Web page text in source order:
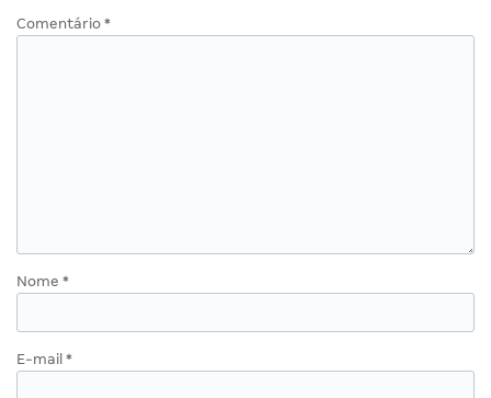
Comentário *
Nome *
E-mail *